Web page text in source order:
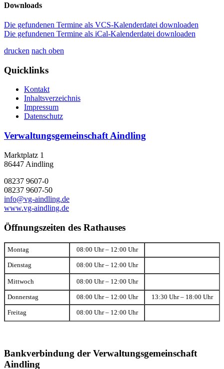
Downloads
Die gefundenen Termine als VCS-Kalenderdatei downloaden
Die gefundenen Termine als iCal-Kalenderdatei downloaden
drucken nach oben
Quicklinks
Kontakt
Inhaltsverzeichnis
Impressum
Datenschutz
Verwaltungsgemeinschaft Aindling
Marktplatz 1
86447 Aindling
08237 9607-0
08237 9607-50
info@vg-aindling.de
www.vg-aindling.de
Öffnungszeiten des Rathauses
Montag 08:00 Uhr – 12:00 Uhr
Dienstag 08:00 Uhr – 12:00 Uhr
Mittwoch 08:00 Uhr – 12:00 Uhr
Donnerstag 08:00 Uhr – 12:00 Uhr 13:30 Uhr – 18:00 Uhr
Freitag 08:00 Uhr – 12:00 Uhr
Bankverbindung der Verwaltungsgemeinschaft
Aindling